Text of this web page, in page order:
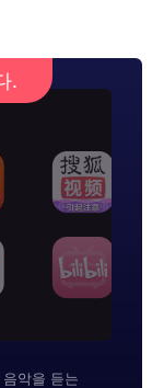
.
악을 듣는